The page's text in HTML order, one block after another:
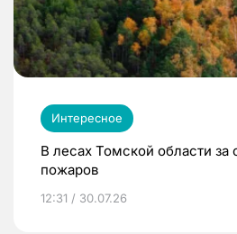
Интересное
В лесах Томской области за
пожаров
12:31 / 30.07.26